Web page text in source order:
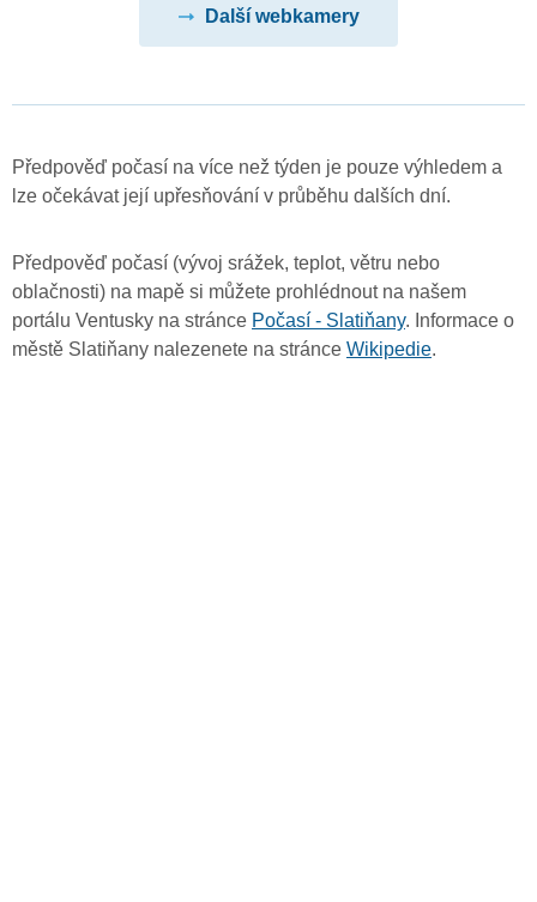
Další webkamery
Předpověď počasí na více než týden je pouze výhledem a
lze očekávat její upřesňování v průběhu dalších dní.
Předpověď počasí (vývoj srážek, teplot, větru nebo
oblačnosti) na mapě si můžete prohlédnout na našem
portálu Ventusky na stránce Počasí - Slatiňany. Informace o
městě Slatiňany nalezenete na stránce Wikipedie.